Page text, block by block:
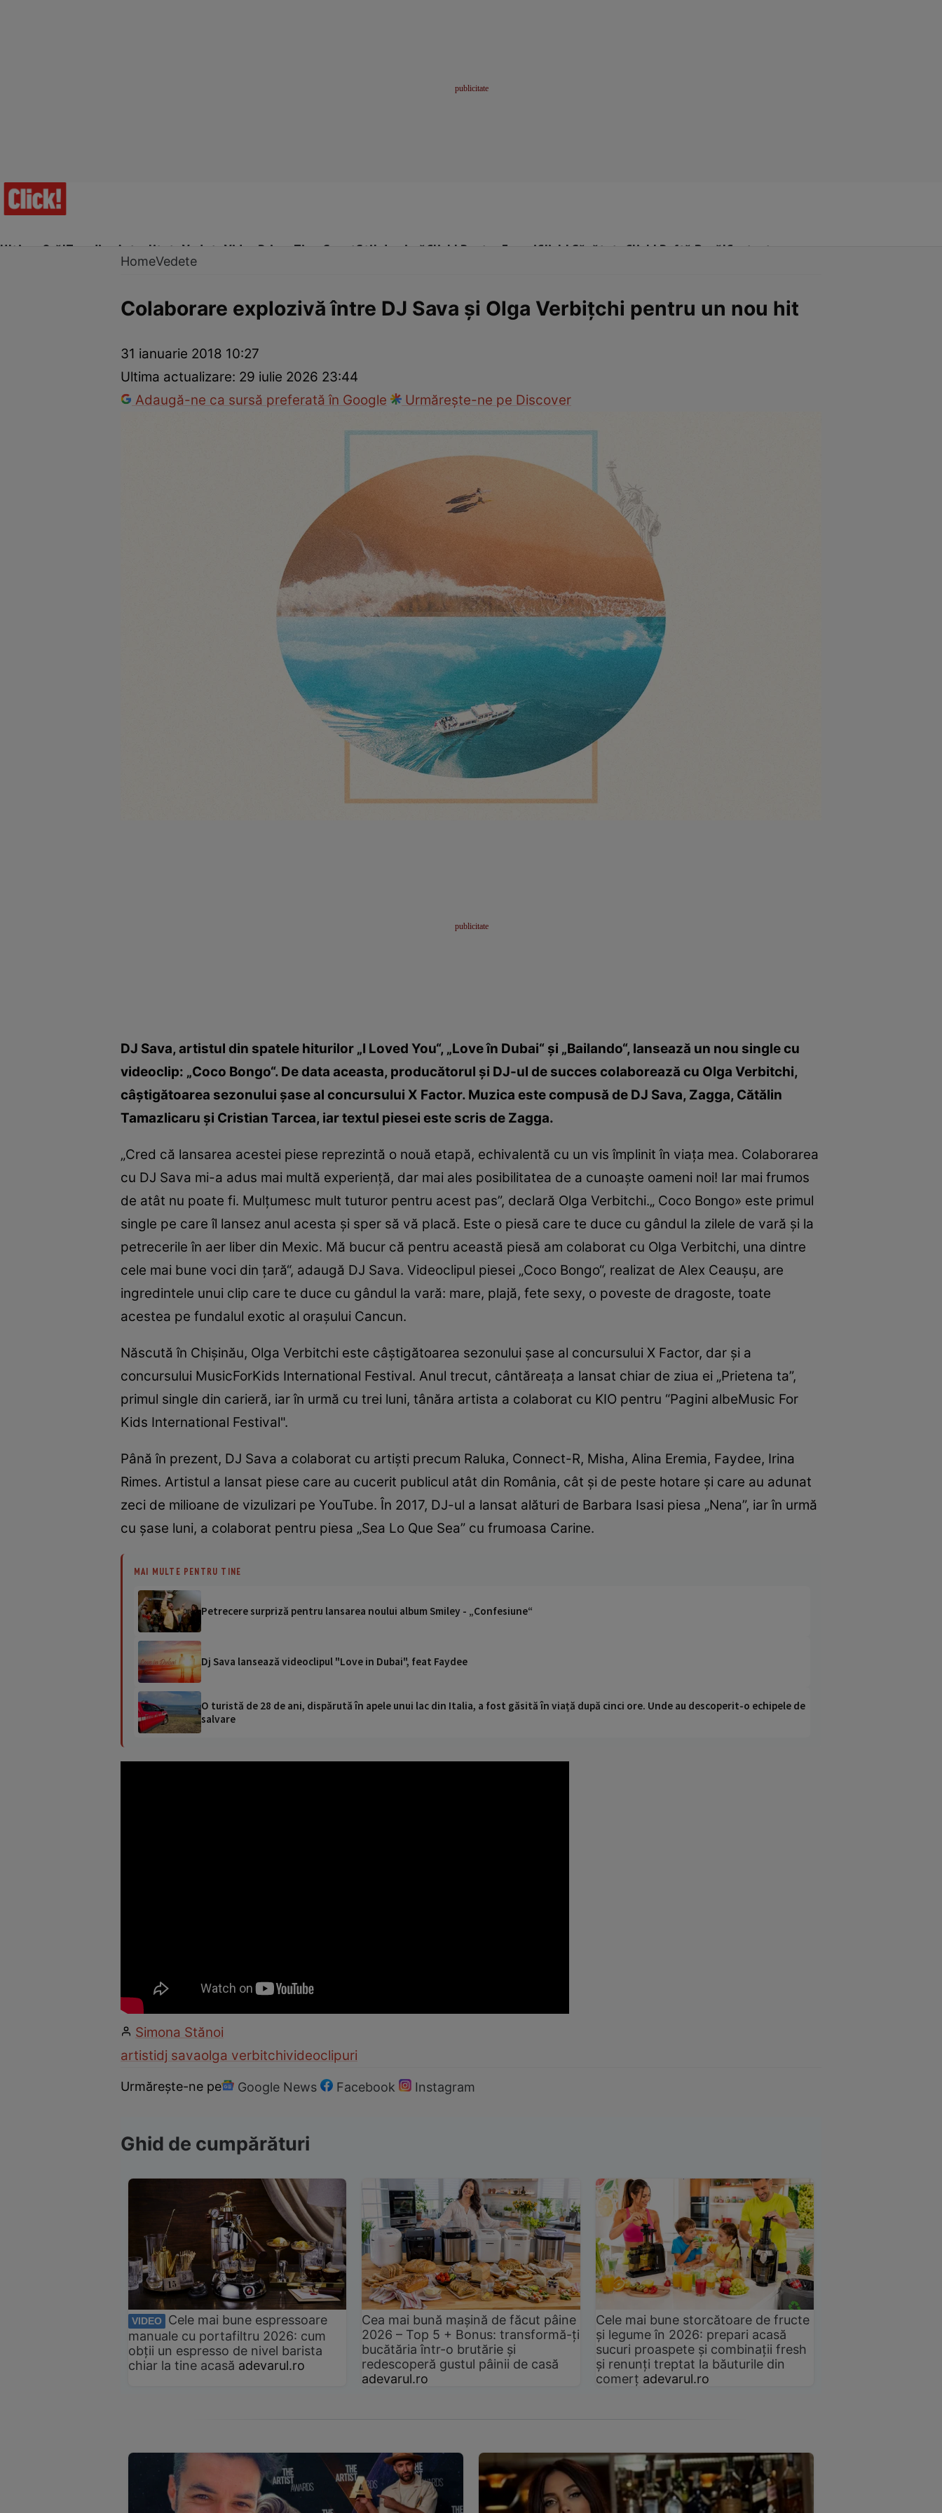
Ultima Oră!Trending Actualitate Vedete Video Prime Time SportStil de viațăClick! Pentru FemeiClick! Sănătate Click! Poftă Bună!Contact
Vedete internaționaleVedete româneștiInterviurile Click!
HomeVedete
Colaborare explozivă între DJ Sava şi Olga Verbiţchi pentru un nou hit
31 ianuarie 2018 10:27
Ultima actualizare: 29 iulie 2026 23:44
Adaugă-ne ca sursă preferată în Google
Urmărește-ne pe Discover
DJ Sava, artistul din spatele hiturilor „I Loved You“, „Love în Dubai“ şi „Bailando“, lansează un nou single cu
videoclip: „Coco Bongo“. De data aceasta, producătorul şi DJ-ul de succes colaborează cu Olga Verbitchi,
câştigătoarea sezonului şase al concursului X Factor. Muzica este compusă de DJ Sava, Zagga, Cătălin
Tamazlicaru şi Cristian Tarcea, iar textul piesei este scris de Zagga.
„Cred că lansarea acestei piese reprezintă o nouă etapă, echivalentă cu un vis împlinit în viaţa mea. Colaborarea
cu DJ Sava mi-a adus mai multă experienţă, dar mai ales posibilitatea de a cunoaşte oameni noi! Iar mai frumos
de atât nu poate fi. Mulţumesc mult tuturor pentru acest pas”, declară Olga Verbitchi.„ Coco Bongo» este primul
single pe care îl lansez anul acesta şi sper să vă placă. Este o piesă care te duce cu gândul la zilele de vară şi la
petrecerile în aer liber din Mexic. Mă bucur că pentru această piesă am colaborat cu Olga Verbitchi, una dintre
cele mai bune voci din ţară“, adaugă DJ Sava. Videoclipul piesei „Coco Bongo“, realizat de Alex Ceauşu, are
ingredintele unui clip care te duce cu gândul la vară: mare, plajă, fete sexy, o poveste de dragoste, toate
acestea pe fundalul exotic al oraşului Cancun.
Născută în Chişinău, Olga Verbitchi este câştigătoarea sezonului şase al concursului X Factor, dar şi a
concursului MusicForKids International Festival. Anul trecut, cântăreaţa a lansat chiar de ziua ei „Prietena ta”,
primul single din carieră, iar în urmă cu trei luni, tânăra artista a colaborat cu KIO pentru “Pagini albeMusic For
Kids International Festival".
Până în prezent, DJ Sava a colaborat cu artişti precum Raluka, Connect-R, Misha, Alina Eremia, Faydee, Irina
Rimes. Artistul a lansat piese care au cucerit publicul atât din România, cât şi de peste hotare şi care au adunat
zeci de milioane de vizulizari pe YouTube. În 2017, DJ-ul a lansat alături de Barbara Isasi piesa „Nena”, iar în urmă
cu şase luni, a colaborat pentru piesa „Sea Lo Que Sea” cu frumoasa Carine.
MAI MULTE PENTRU TINE
Petrecere surpriză pentru lansarea noului album Smiley - „Confesiune“
Dj Sava lansează videoclipul "Love in Dubai", feat Faydee
O turistă de 28 de ani, dispărută în apele unui lac din Italia, a fost găsită în viață după cinci ore. Unde au descoperit-o echipele de
salvare
Simona Stănoi
artistidj savaolga verbitchivideoclipuri
Urmărește-ne pe Google News Facebook Instagram
Ghid de cumpărături
VIDEO
Cele mai bune espressoare
manuale cu portafiltru 2026: cum
obții un espresso de nivel barista
chiar la tine acasă adevarul.ro
Cea mai bună mașină de făcut pâine
2026 – Top 5 + Bonus: transformă-ți
bucătăria într-o brutărie și
redescoperă gustul pâinii de casă
adevarul.ro
Cele mai bune storcătoare de fructe
și legume în 2026: prepari acasă
sucuri proaspete și combinații fresh
și renunți treptat la băuturile din
comerț adevarul.ro